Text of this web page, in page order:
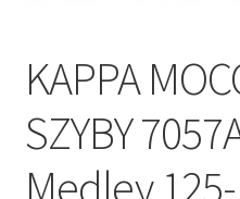
KAPPA
SZYBY
Medley